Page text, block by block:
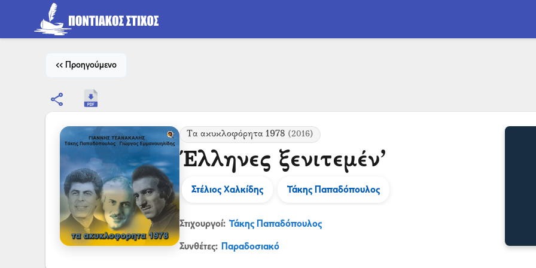
<< Προηγούμενο
share
Τα ακυκλοφόρητα 1978 (2016)
Έλληνες ξενιτεμέν’
Στέλιος Χαλκίδης Τάκης Παπαδόπουλος
Στιχουργοί: Τάκης Παπαδόπουλος
Συνθέτες: Παραδοσιακό